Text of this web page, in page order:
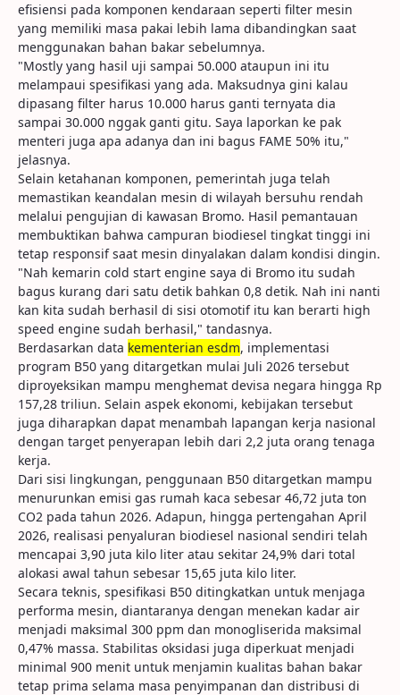
efisiensi pada komponen kendaraan seperti filter mesin
yang memiliki masa pakai lebih lama dibandingkan saat
menggunakan bahan bakar sebelumnya.
"Mostly yang hasil uji sampai 50.000 ataupun ini itu
melampaui spesifikasi yang ada. Maksudnya gini kalau
dipasang filter harus 10.000 harus ganti ternyata dia
sampai 30.000 nggak ganti gitu. Saya laporkan ke pak
menteri juga apa adanya dan ini bagus FAME 50% itu,"
jelasnya.
Selain ketahanan komponen, pemerintah juga telah
memastikan keandalan mesin di wilayah bersuhu rendah
melalui pengujian di kawasan Bromo. Hasil pemantauan
membuktikan bahwa campuran biodiesel tingkat tinggi ini
tetap responsif saat mesin dinyalakan dalam kondisi dingin.
"Nah kemarin cold start engine saya di Bromo itu sudah
bagus kurang dari satu detik bahkan 0,8 detik. Nah ini nanti
kan kita sudah berhasil di sisi otomotif itu kan berarti high
speed engine sudah berhasil," tandasnya.
Berdasarkan data kementerian esdm, implementasi
program B50 yang ditargetkan mulai Juli 2026 tersebut
diproyeksikan mampu menghemat devisa negara hingga Rp
157,28 triliun. Selain aspek ekonomi, kebijakan tersebut
juga diharapkan dapat menambah lapangan kerja nasional
dengan target penyerapan lebih dari 2,2 juta orang tenaga
kerja.
Dari sisi lingkungan, penggunaan B50 ditargetkan mampu
menurunkan emisi gas rumah kaca sebesar 46,72 juta ton
CO2 pada tahun 2026. Adapun, hingga pertengahan April
2026, realisasi penyaluran biodiesel nasional sendiri telah
mencapai 3,90 juta kilo liter atau sekitar 24,9% dari total
alokasi awal tahun sebesar 15,65 juta kilo liter.
Secara teknis, spesifikasi B50 ditingkatkan untuk menjaga
performa mesin, diantaranya dengan menekan kadar air
menjadi maksimal 300 ppm dan monogliserida maksimal
0,47% massa. Stabilitas oksidasi juga diperkuat menjadi
minimal 900 menit untuk menjamin kualitas bahan bakar
tetap prima selama masa penyimpanan dan distribusi di